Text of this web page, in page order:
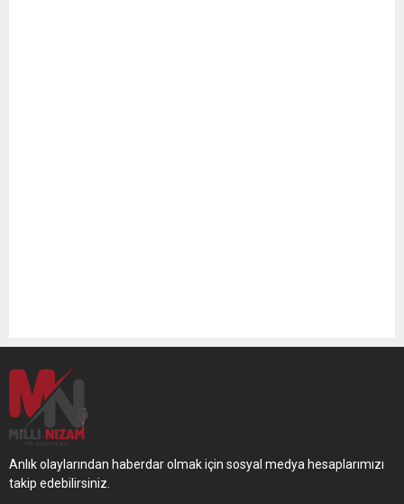
Anlık olaylarından haberdar olmak için sosyal medya hesaplarımızı
takip edebilirsiniz.